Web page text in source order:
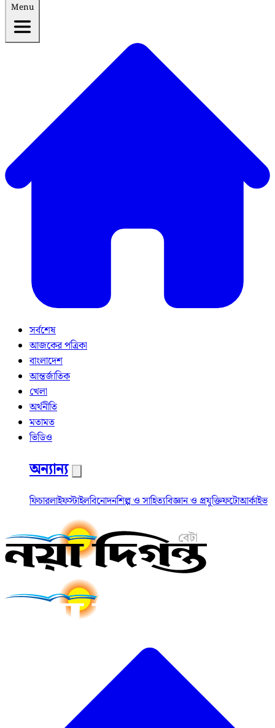
Menu
সর্বশেষ
আজকের পত্রিকা
বাংলাদেশ
আন্তর্জাতিক
খেলা
অর্থনীতি
মতামত
ভিডিও
অন্যান্য
ফিচারলাইফস্টাইলবিনোদনশিল্প ও সাহিত্যবিজ্ঞান ও প্রযুক্তিফটোআর্কাইভ